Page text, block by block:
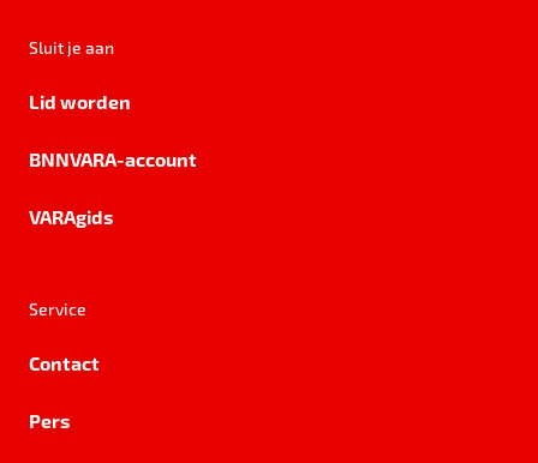
Sluit je aan
Lid worden
BNNVARA-account
VARAgids
Service
Contact
Pers